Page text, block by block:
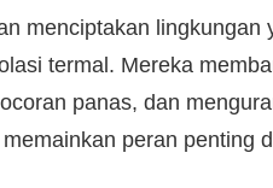
menciptakan lingkungan
termal. Mereka
panas, dan
peran penting